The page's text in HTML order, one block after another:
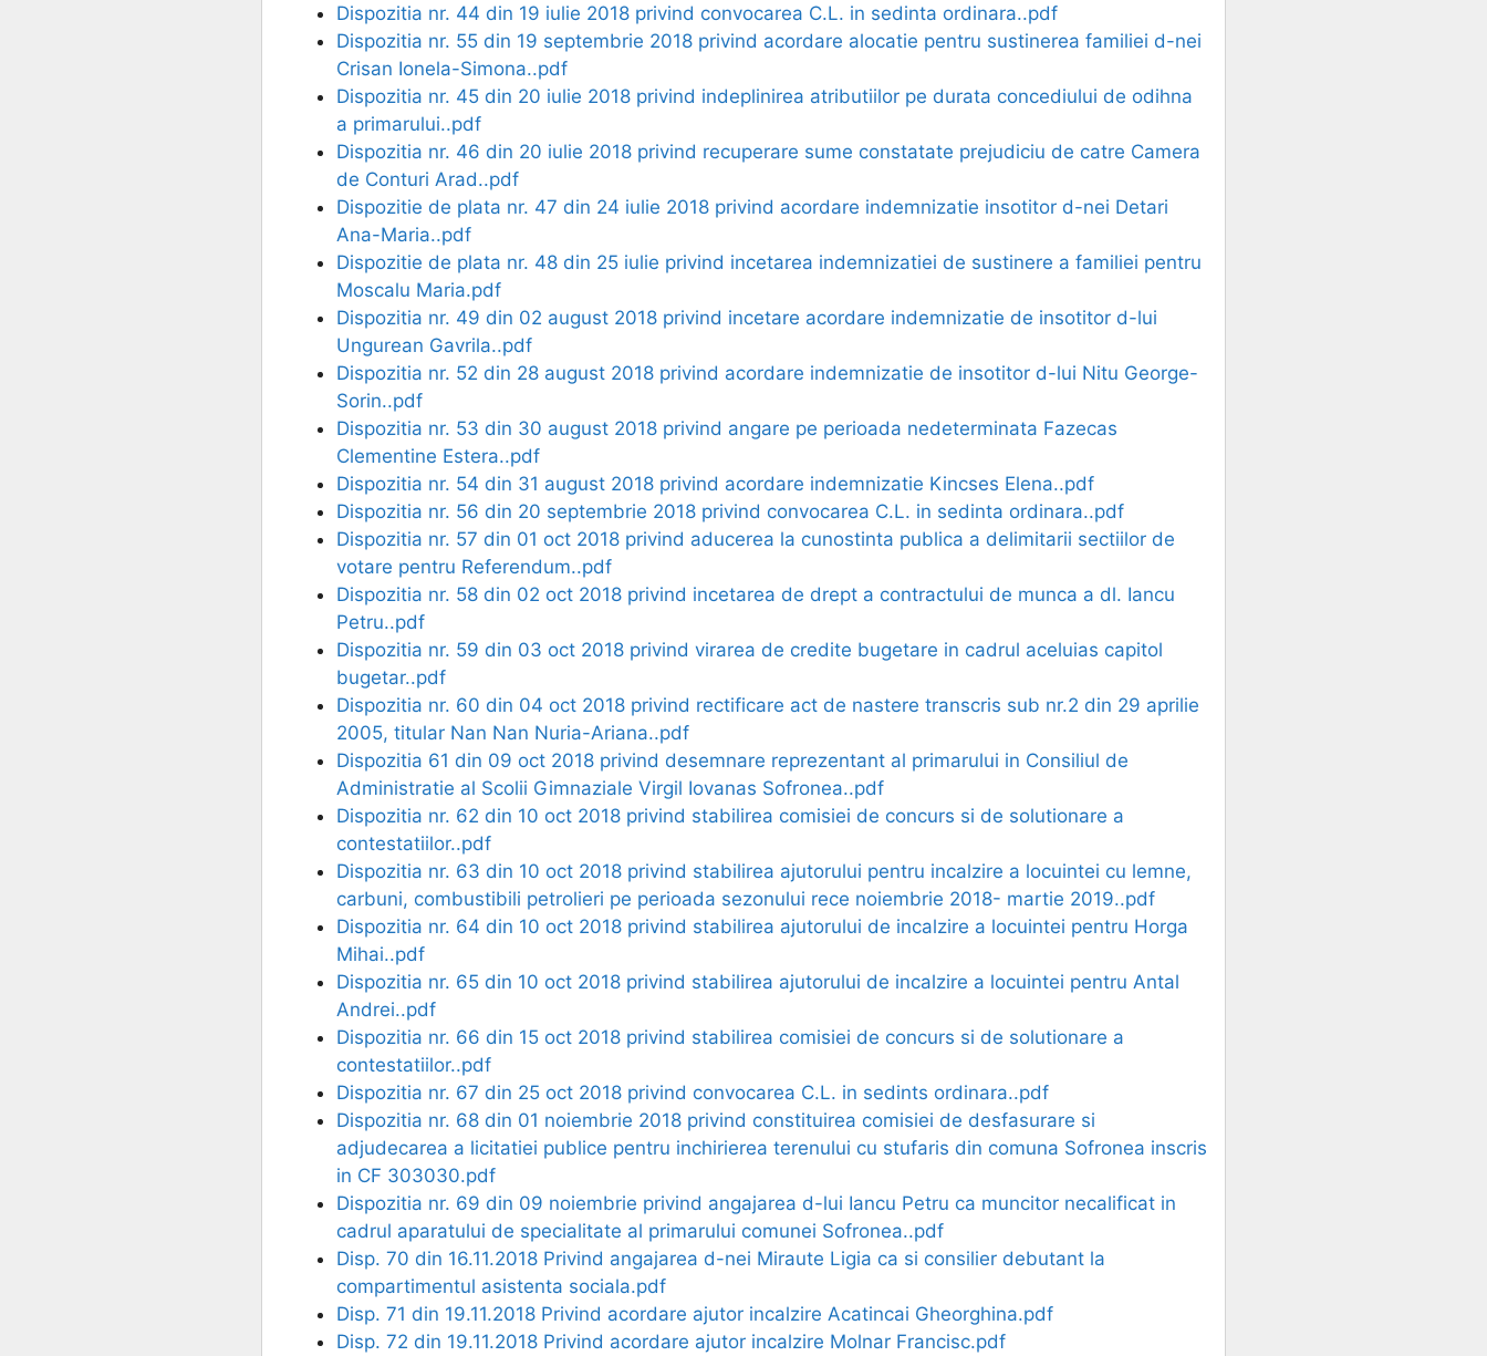
Dispozitia nr. 44 din 19 iulie 2018 privind convocarea C.L. in sedinta ordinara..pdf
Dispozitia nr. 55 din 19 septembrie 2018 privind acordare alocatie pentru sustinerea familiei d-nei
Crisan Ionela-Simona..pdf
Dispozitia nr. 45 din 20 iulie 2018 privind indeplinirea atributiilor pe durata concediului de odihna
a primarului..pdf
Dispozitia nr. 46 din 20 iulie 2018 privind recuperare sume constatate prejudiciu de catre Camera
de Conturi Arad..pdf
Dispozitie de plata nr. 47 din 24 iulie 2018 privind acordare indemnizatie insotitor d-nei Detari
Ana-Maria..pdf
Dispozitie de plata nr. 48 din 25 iulie privind incetarea indemnizatiei de sustinere a familiei pentru
Moscalu Maria.pdf
Dispozitia nr. 49 din 02 august 2018 privind incetare acordare indemnizatie de insotitor d-lui
Ungurean Gavrila..pdf
Dispozitia nr. 52 din 28 august 2018 privind acordare indemnizatie de insotitor d-lui Nitu George-
Sorin..pdf
Dispozitia nr. 53 din 30 august 2018 privind angare pe perioada nedeterminata Fazecas
Clementine Estera..pdf
Dispozitia nr. 54 din 31 august 2018 privind acordare indemnizatie Kincses Elena..pdf
Dispozitia nr. 56 din 20 septembrie 2018 privind convocarea C.L. in sedinta ordinara..pdf
Dispozitia nr. 57 din 01 oct 2018 privind aducerea la cunostinta publica a delimitarii sectiilor de
votare pentru Referendum..pdf
Dispozitia nr. 58 din 02 oct 2018 privind incetarea de drept a contractului de munca a dl. Iancu
Petru..pdf
Dispozitia nr. 59 din 03 oct 2018 privind virarea de credite bugetare in cadrul aceluias capitol
bugetar..pdf
Dispozitia nr. 60 din 04 oct 2018 privind rectificare act de nastere transcris sub nr.2 din 29 aprilie
2005, titular Nan Nan Nuria-Ariana..pdf
Dispozitia 61 din 09 oct 2018 privind desemnare reprezentant al primarului in Consiliul de
Administratie al Scolii Gimnaziale Virgil Iovanas Sofronea..pdf
Dispozitia nr. 62 din 10 oct 2018 privind stabilirea comisiei de concurs si de solutionare a
contestatiilor..pdf
Dispozitia nr. 63 din 10 oct 2018 privind stabilirea ajutorului pentru incalzire a locuintei cu lemne,
carbuni, combustibili petrolieri pe perioada sezonului rece noiembrie 2018- martie 2019..pdf
Dispozitia nr. 64 din 10 oct 2018 privind stabilirea ajutorului de incalzire a locuintei pentru Horga
Mihai..pdf
Dispozitia nr. 65 din 10 oct 2018 privind stabilirea ajutorului de incalzire a locuintei pentru Antal
Andrei..pdf
Dispozitia nr. 66 din 15 oct 2018 privind stabilirea comisiei de concurs si de solutionare a
contestatiilor..pdf
Dispozitia nr. 67 din 25 oct 2018 privind convocarea C.L. in sedints ordinara..pdf
Dispozitia nr. 68 din 01 noiembrie 2018 privind constituirea comisiei de desfasurare si
adjudecarea a licitatiei publice pentru inchirierea terenului cu stufaris din comuna Sofronea inscris
in CF 303030.pdf
Dispozitia nr. 69 din 09 noiembrie privind angajarea d-lui Iancu Petru ca muncitor necalificat in
cadrul aparatului de specialitate al primarului comunei Sofronea..pdf
Disp. 70 din 16.11.2018 Privind angajarea d-nei Miraute Ligia ca si consilier debutant la
compartimentul asistenta sociala.pdf
Disp. 71 din 19.11.2018 Privind acordare ajutor incalzire Acatincai Gheorghina.pdf
Disp. 72 din 19.11.2018 Privind acordare ajutor incalzire Molnar Francisc.pdf